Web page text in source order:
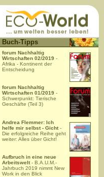
Buch-Tipps
forum Nachhaltig
Wirtschaften 02/2019 -
Afrika - Kontinent der
Entscheidung
forum Nachhaltig
Wirtschaften 01/2019 -
Schwerpunkt: Tierische
Geschäfte (Teil 3)
Andrea Flemmer: Ich
helfe mir selbst - Gicht -
Die erfolgreiche Reihe geht
weiter: Alles über Gicht!
Aufbruch in eine neue
Arbeitswelt - B.A.U.M.-
Jahrbuch 2019 nimmt New
Work in den Blick